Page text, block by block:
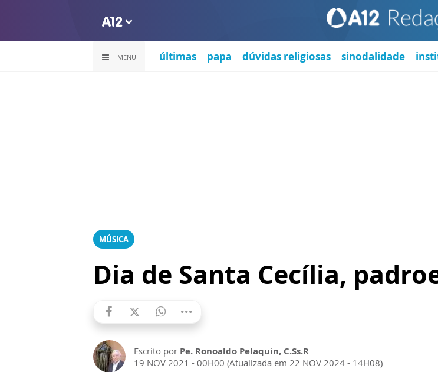
MENU últimas papa dúvidas religiosas sinodalidade
MÚSICA
Dia de Santa Cecília,
Escrito por Pe. Ronoaldo Pelaquin, C.Ss.R
19 NOV 2021 - 00H00 (Atualizada em 22 NOV 2024 - 14H08)